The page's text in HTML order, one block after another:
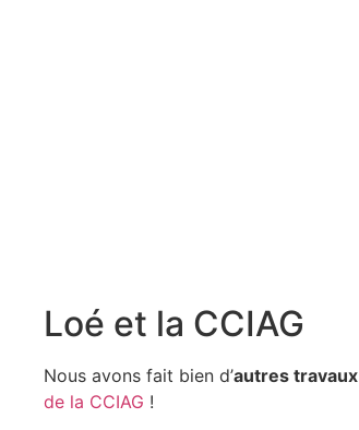
Loé et la CCIAG
Nous avons fait bien d’autres travaux
de la CCIAG !